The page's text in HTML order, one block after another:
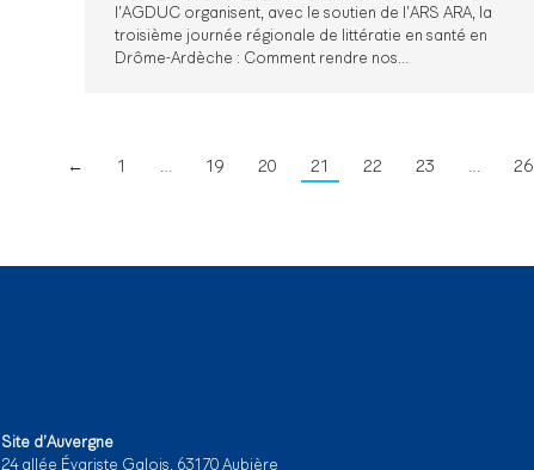
l’AGDUC organisent, avec le soutien de l’ARS ARA, la
troisième journée régionale de littératie en santé en
Drôme-Ardèche : Comment rendre nos…
← 1 … 19 20 21 22 23 … 26
Site d’Auvergne
24 allée Évariste Galois, 63170 Aubière